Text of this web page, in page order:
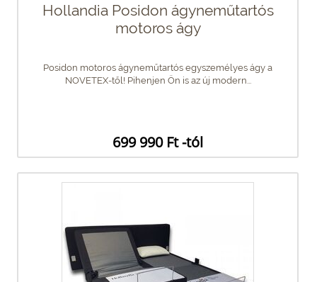
Hollandia Posidon ágyneműtartós
motoros ágy
Posidon motoros ágyneműtartós egyszemélyes ágy a
NOVETEX-től! Pihenjen Ön is az új modern...
699 990 Ft -tól